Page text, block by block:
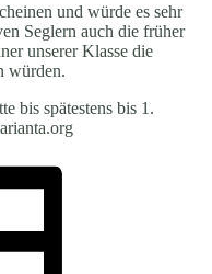
und würde es sehr
Seglern auch die früher
unserer Klasse die
würden.
bis spätestens bis 1.